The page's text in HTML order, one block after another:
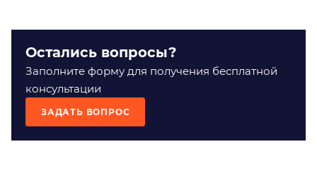
Остались вопросы?
Заполните форму для получения бесплатной
консультации
ЗАДАТЬ ВОПРОС